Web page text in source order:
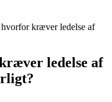
kræver ledelse af
ledelse af